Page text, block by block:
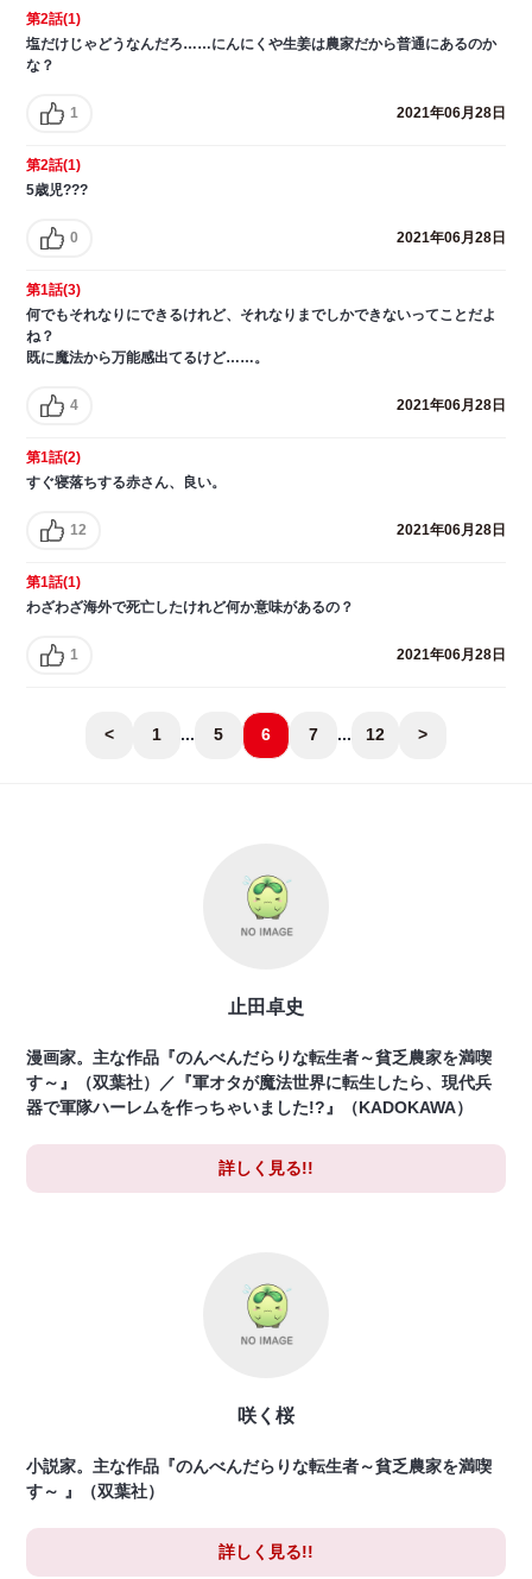
第2話(1)
塩だけじゃどうなんだろ……にんにくや生姜は農家だから普通にあるのか
な？
1 2021年06月28日
第2話(1)
5歳児???
0 2021年06月28日
第1話(3)
何でもそれなりにできるけれど、それなりまでしかできないってことだよ
ね？
既に魔法から万能感出てるけど……。
4 2021年06月28日
第1話(2)
すぐ寝落ちする赤さん、良い。
12 2021年06月28日
第1話(1)
わざわざ海外で死亡したけれど何か意味があるの？
1 2021年06月28日
< 1 ... 5 6 7 ... 12 >
止田卓史
漫画家。主な作品『のんべんだらりな転生者～貧乏農家を満喫
す～』（双葉社）／『軍オタが魔法世界に転生したら、現代兵
器で軍隊ハーレムを作っちゃいました!?』（KADOKAWA）
詳しく見る!!
咲く桜
小説家。主な作品『のんべんだらりな転生者～貧乏農家を満喫
す～ 』（双葉社）
詳しく見る!!